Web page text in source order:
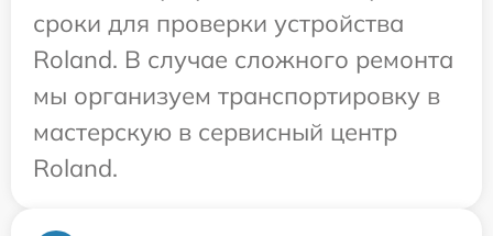
сроки для проверки устройства
Roland. В случае сложного ремонта
мы организуем транспортировку в
мастерскую в сервисный центр
Roland.